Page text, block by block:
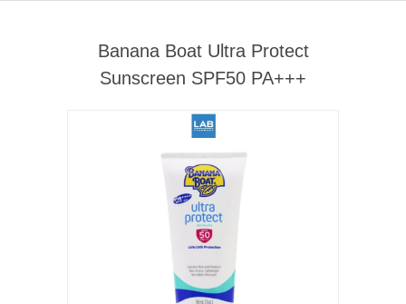
แจ้งชำระเงินBanana Boat Ultra Protect
Sunscreen SPF50 PA+++